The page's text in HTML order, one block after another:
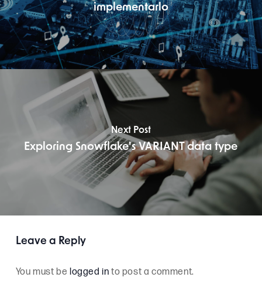
implementarlo
Next Post
Exploring Snowflake's VARIANT data type
Leave a Reply
You must be logged in to post a comment.